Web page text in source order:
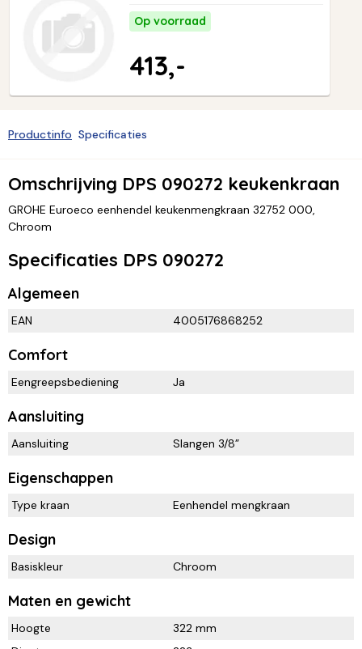
Op voorraad
413,-
Productinfo Specificaties
Omschrijving DPS 090272 keukenkraan
GROHE Euroeco eenhendel keukenmengkraan 32752 000,
Chroom
Specificaties DPS 090272
Algemeen
EAN 4005176868252
Comfort
Eengreepsbediening Ja
Aansluiting
Aansluiting Slangen 3/8”
Eigenschappen
Type kraan Eenhendel mengkraan
Design
Basiskleur Chroom
Maten en gewicht
Hoogte
322 mm